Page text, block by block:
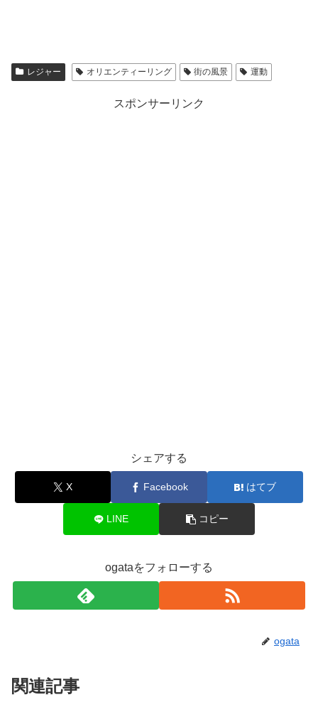
レジャー オリエンティーリング 街の風景 運動
スポンサーリンク
シェアする
X Facebook はてブ
LINE コピー
ogataをフォローする
ogata
関連記事